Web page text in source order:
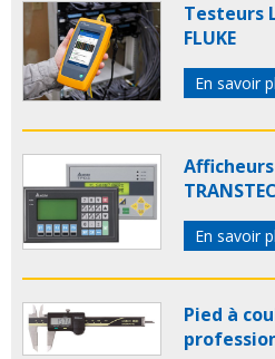
Testeurs
FLUKE
En savoir
En savoir
Pied à